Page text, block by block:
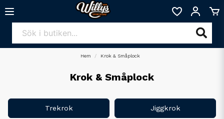
Hem Krok & Småplock
Krok & Småplock
Trekrok Jiggkrok